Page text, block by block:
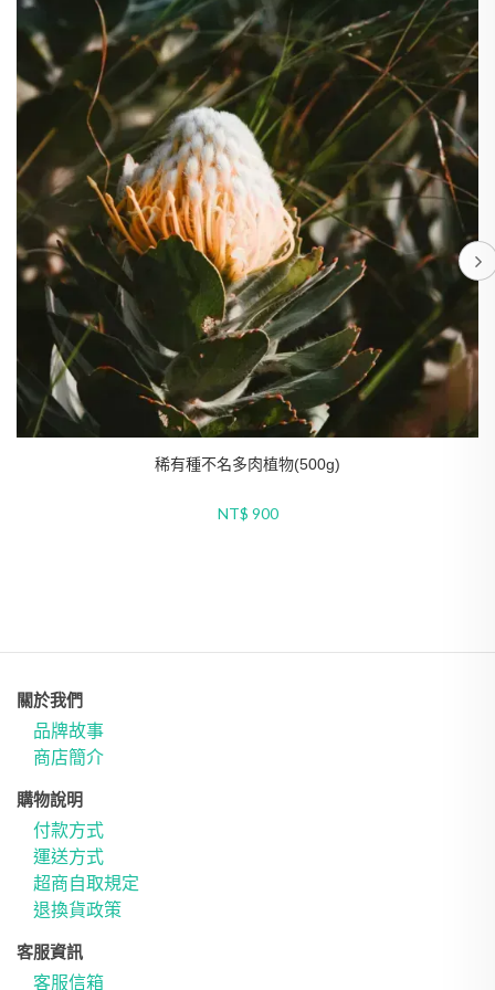
稀有種不名多肉植物(500g)
NT$ 900
關於我們
品牌故事
商店簡介
購物說明
付款方式
運送方式
超商自取規定
退換貨政策
客服資訊
客服信箱